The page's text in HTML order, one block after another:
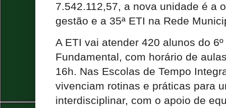
7.542.112,57, a nova unidade é a
gestão e a 35ª ETI na Rede
A ETI vai atender 420 alunos do
Fundamental, com horário de
16h. Nas Escolas de Tempo
vivenciam rotinas e práticas para
interdisciplinar, com o apoio de